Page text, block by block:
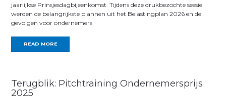
jaarlijkse Prinsjesdagbijeenkomst. Tijdens deze drukbezochte sessie
werden de belangrijkste plannen uit het Belastingplan 2026 en de
gevolgen voor ondernemers
READ MORE
Terugblik: Pitchtraining Ondernemersprijs
2025